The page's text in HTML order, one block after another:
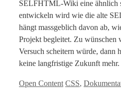
SELFHTML-Wiki eine ähnlich
entwickeln wird wie die alte
hängt massgeblich davon ab,
Projekt begleitet. Zu wünschen
Versuch scheitern würde,
keine langfristige Zukunft mehr.
Kategorien
Open Content Tags
CSS,